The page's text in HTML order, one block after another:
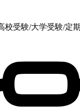
校受験/大学受験/定